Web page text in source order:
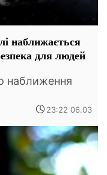
наближається
для людей
наближення
23:22 06.03